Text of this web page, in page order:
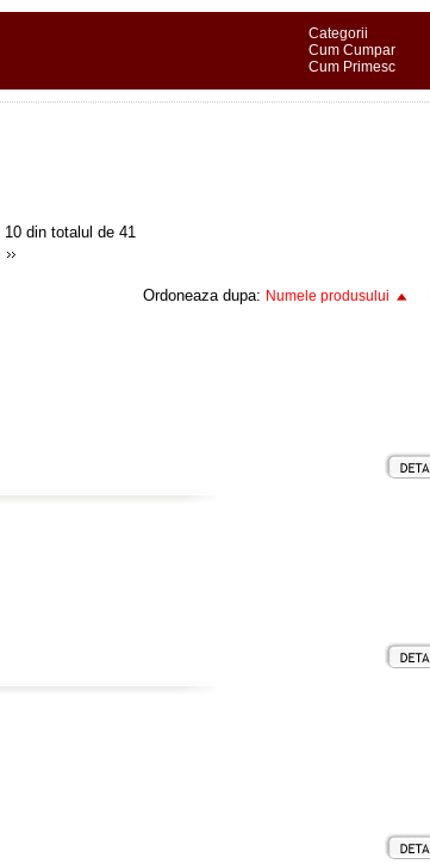
Categorii
Cum Cumpar
Cum Primesc
din totalul de 41
Ordoneaza dupa: Numele produsului